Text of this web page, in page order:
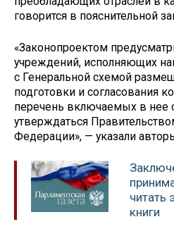
говорится в пояснительной
«Законопроектом
учреждений, исполняющих
с Генеральной схемой
подготовки и согласования
перечень включаемых в нее
утверждаться
Федерации», — указали
читать
книги